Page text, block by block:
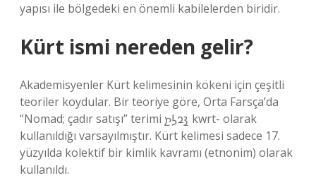
yapısı ile bölgedeki en önemli kabilelerden biridir.
Kürt ismi nereden gelir?
Akademisyenler Kürt kelimesinin kökeni için çeşitli
teoriler koydular. Bir teoriye göre, Orta Farsça’da
“Nomad; çadır satışı” terimi 𐭪𐭥𐭫𐭲 kwrt- olarak
kullanıldığı varsayılmıştır. Kürt kelimesi sadece 17.
yüzyılda kolektif bir kimlik kavramı (etnonim) olarak
kullanıldı.